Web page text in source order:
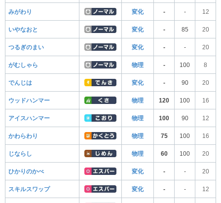
みがわり 変化 - - 12
いやなおと 変化 - 85 20
つるぎのまい 変化 - - 20
がむしゃら 物理 - 100 8
でんじは 変化 - 90 20
ウッドハンマー 物理 120 100 16
アイスハンマー 物理 100 90 12
かわらわり 物理 75 100 16
じならし 物理 60 100 20
ひかりのかべ 変化 - - 20
スキルスワップ 変化 - - 12